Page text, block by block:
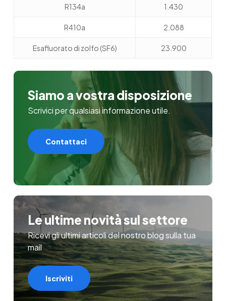
R134a 1.430
R410a 2.088
Esafluorato di zolfo (SF6) 23.900
Siamo a vostra disposizione
Scrivici per qualsiasi informazione utile.
Contattaci
Le ultime novità sul settore
Ricevi gli ultimi articoli del nostro blog sulla tua
mail
Iscriviti